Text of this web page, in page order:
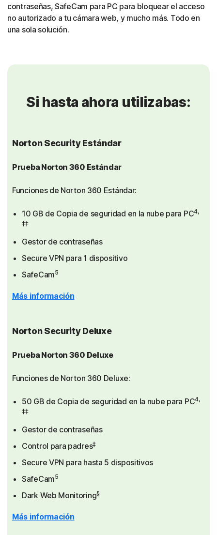
contraseñas, SafeCam para PC para bloquear el acceso
no autorizado a tu cámara web, y mucho más. Todo en
una sola solución.
Si hasta ahora utilizabas:
Norton Security Estándar
Prueba Norton 360 Estándar
Funciones de Norton 360 Estándar:
10 GB de Copia de seguridad en la nube para PC4,
‡‡
Gestor de contraseñas
Secure VPN para 1 dispositivo
SafeCam5
Más información
Norton Security Deluxe
Prueba Norton 360 Deluxe
Funciones de Norton 360 Deluxe:
50 GB de Copia de seguridad en la nube para PC4,
‡‡
Gestor de contraseñas
Control para padres‡
Secure VPN para hasta 5 dispositivos
SafeCam5
Dark Web Monitoring§
Más información